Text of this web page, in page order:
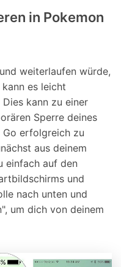
in Pokemon
weiterlaufen würde,
es leicht
kann zu einer
Sperre deines
Go erfolgreich zu
aus deinem
einfach auf den
und
nach unten und
um dich von deinem